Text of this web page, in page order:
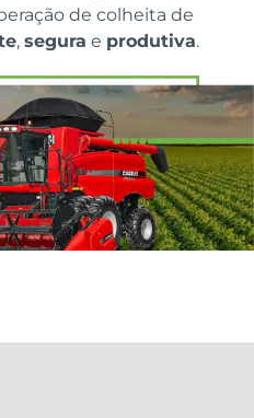
de colheita de
, segura e produtiva.